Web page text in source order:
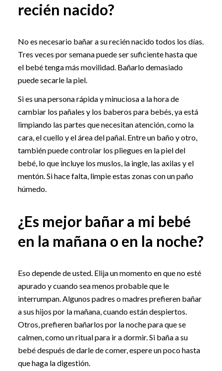
recién nacido?
No es necesario bañar a su recién nacido todos los días.
Tres veces por semana puede ser suficiente hasta que
el bebé tenga más movilidad. Bañarlo demasiado
puede secarle la piel.
Si es una persona rápida y minuciosa a la hora de
cambiar los pañales y los baberos para bebés, ya está
limpiando las partes que necesitan atención, como la
cara, el cuello y el área del pañal. Entre un baño y otro,
también puede controlar los pliegues en la piel del
bebé, lo que incluye los muslos, la ingle, las axilas y el
mentón. Si hace falta, limpie estas zonas con un paño
húmedo.
¿Es mejor bañar a mi bebé
en la mañana o en la noche?
Eso depende de usted. Elija un momento en que no esté
apurado y cuando sea menos probable que le
interrumpan. Algunos padres o madres prefieren bañar
a sus hijos por la mañana, cuando están despiertos.
Otros, prefieren bañarlos por la noche para que se
calmen, como un ritual para ir a dormir. Si baña a su
bebé después de darle de comer, espere un poco hasta
que haga la digestión.